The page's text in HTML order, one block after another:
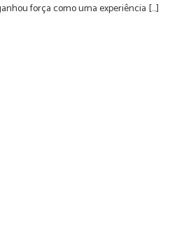
força como uma experiência […]